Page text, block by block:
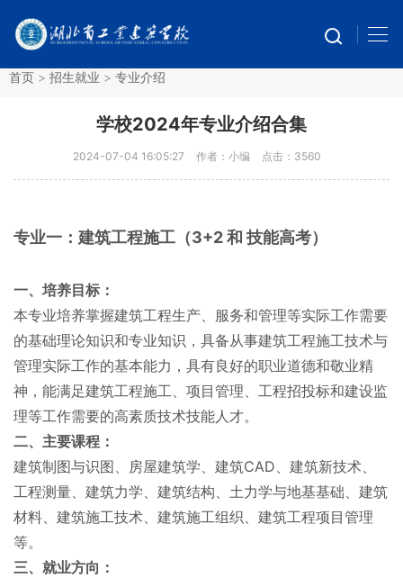
首页 > 招生就业 > 专业介绍
学校2024年专业介绍合集
2024-07-04 16:05:27 作者：小编 点击： 3560
专业一：建筑工程施工（3+2 和 技能高考）
一、培养目标：
本专业培养掌握建筑工程生产、服务和管理等实际工作需要
的基础理论知识和专业知识，具备从事建筑工程施工技术与
管理实际工作的基本能力，具有良好的职业道德和敬业精
神，能满足建筑工程施工、项目管理、工程招投标和建设监
理等工作需要的高素质技术技能人才。
二、主要课程：
建筑制图与识图、房屋建筑学、建筑CAD、建筑新技术、
工程测量、建筑力学、建筑结构、土力学与地基基础、建筑
材料、建筑施工技术、建筑施工组织、建筑工程项目管理
等。
三、就业方向：